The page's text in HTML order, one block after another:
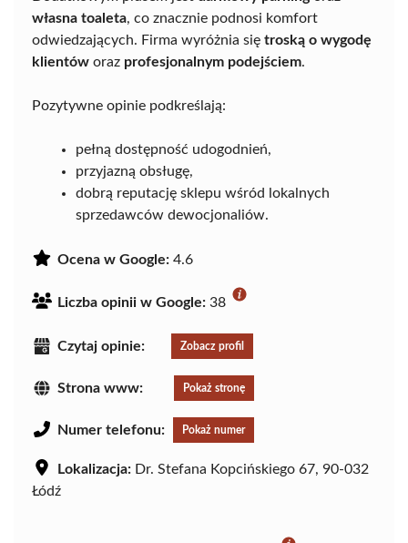
własna toaleta, co znacznie podnosi komfort
odwiedzających. Firma wyróżnia się troską o wygodę
klientów oraz profesjonalnym podejściem.
Pozytywne opinie podkreślają:
pełną dostępność udogodnień,
przyjazną obsługę,
dobrą reputację sklepu wśród lokalnych
sprzedawców dewocjonaliów.
Ocena w Google: 4.6
Liczba opinii w Google: 38
Czytaj opinie: Zobacz profil
Strona www: Pokaż stronę
Numer telefonu: Pokaż numer
Lokalizacja: Dr. Stefana Kopcińskiego 67, 90-032
Łódź